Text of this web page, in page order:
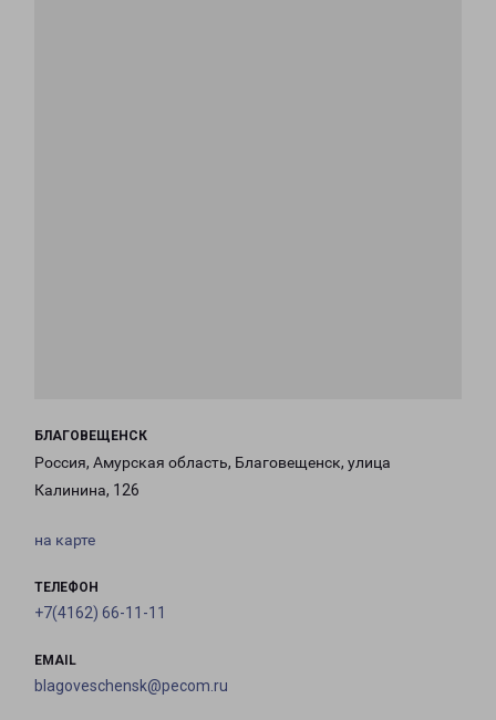
БЛАГОВЕЩЕНСК
Россия, Амурская область, Благовещенск, улица
Калинина, 126
на карте
ТЕЛЕФОН
+7(4162) 66-11-11
EMAIL
blagoveschensk@pecom.ru